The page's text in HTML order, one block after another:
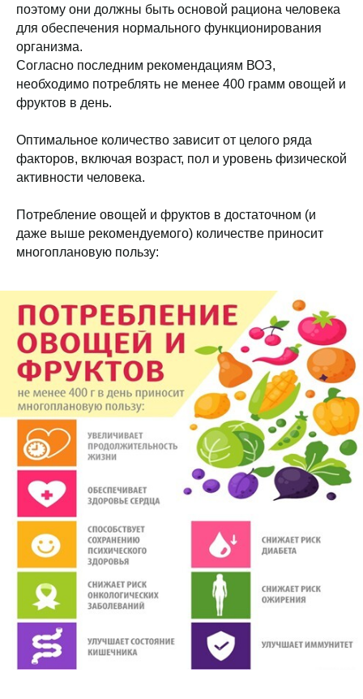
поэтому они должны быть основой рациона человека
для обеспечения нормального функционирования
организма.
Согласно последним рекомендациям ВОЗ,
необходимо потреблять не менее 400 грамм овощей и
фруктов в день.
Оптимальное количество зависит от целого ряда
факторов, включая возраст, пол и уровень физической
активности человека.
Потребление овощей и фруктов в достаточном (и
даже выше рекомендуемого) количестве приносит
многоплановую пользу: